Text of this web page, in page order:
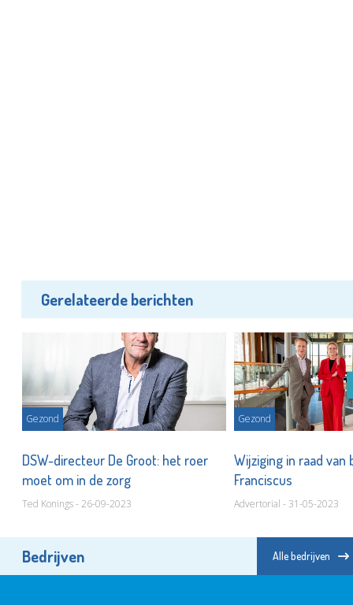
Gerelateerde berichten
Gezond
DSW-directeur De Groot: het roer
moet om in de zorg
Ted Konings - 26-09-2023
Gezond
Wijziging in raad van
Franciscus
Advertorial - 31-05-2023
Bedrijven Alle bedrijven